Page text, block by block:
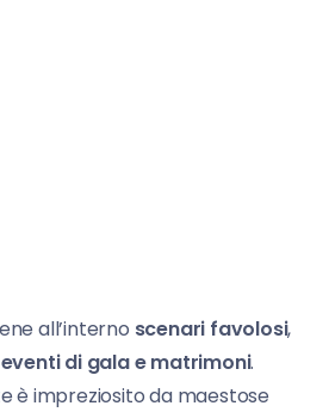
all’interno scenari favolosi,
eventi di gala e matrimoni.
è impreziosito da maestose